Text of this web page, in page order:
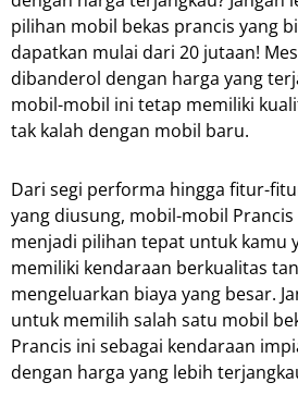
pilihan mobil bekas prancis yang
dapatkan mulai dari 20 jutaan!
dibanderol dengan harga yang
mobil-mobil ini tetap memiliki
tak kalah dengan mobil baru.
Dari segi performa hingga fitur-
yang diusung, mobil-mobil Prancis
menjadi pilihan tepat untuk kamu
memiliki kendaraan berkualitas
mengeluarkan biaya yang besar.
untuk memilih salah satu mobil
Prancis ini sebagai kendaraan
dengan harga yang lebih